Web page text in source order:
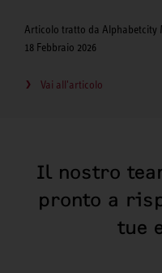
Articolo tratto da Alphabetcity
18 Febbraio 2026
Vai all'articolo
Il nostro
pronto a
tue